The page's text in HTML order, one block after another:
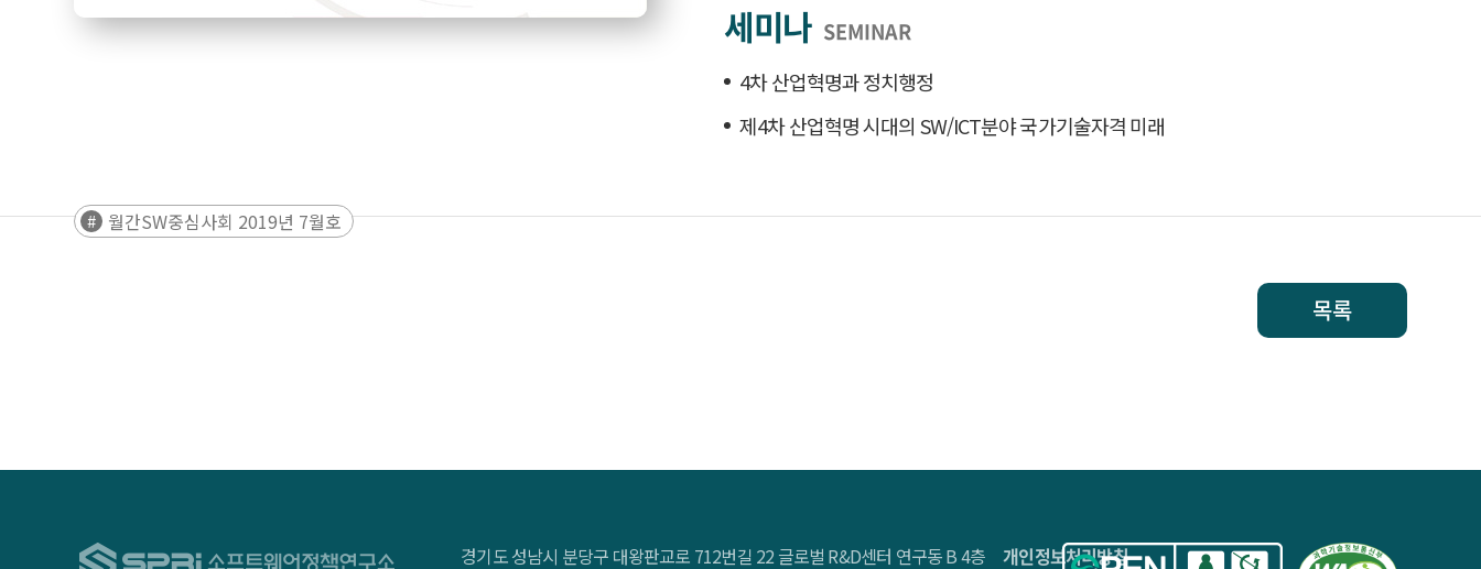
세미나 SEMINAR
4차 산업혁명과 정치행정
제4차 산업혁명 시대의 SW/ICT분야 국가기술자격 미래
월간SW중심사회 2019년 7월호
목록
경기도 성남시 분당구 대왕판교로 712번길 22 글로벌 R&D센터 연구동 B 4층개인정보처리방침